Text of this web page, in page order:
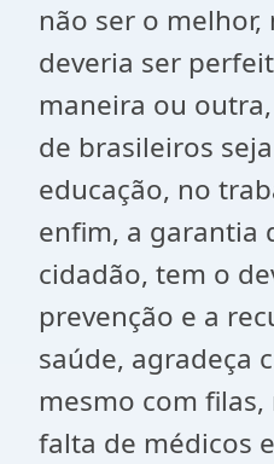
não ser o melhor,
deveria ser
maneira ou
de brasileiros
educação, no
enfim, a garantia
cidadão, tem o
prevenção e a
saúde, agradeça
mesmo com
falta de médicos